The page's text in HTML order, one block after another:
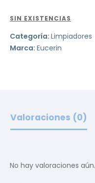
SIN EXISTENCIAS
Categoría: Limpiadores
Marca: Eucerin
Valoraciones (0)
No hay valoraciones aún.